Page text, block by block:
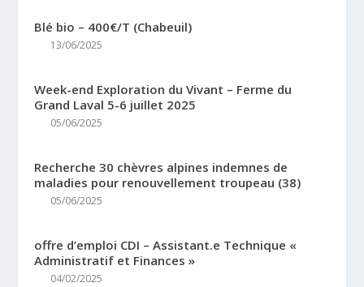
Blé bio – 400€/T (Chabeuil)
13/06/2025
Week-end Exploration du Vivant – Ferme du
Grand Laval 5-6 juillet 2025
05/06/2025
Recherche 30 chèvres alpines indemnes de
maladies pour renouvellement troupeau (38)
05/06/2025
offre d’emploi CDI – Assistant.e Technique «
Administratif et Finances »
04/02/2025